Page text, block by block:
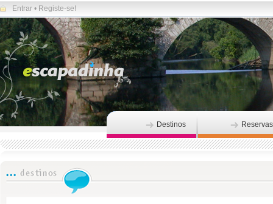
Entrar • Registe-se!
Destinos Reservas